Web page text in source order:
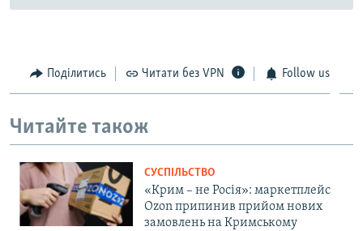
Поділитись Читати без VPN Follow us
Читайте також
СУСПІЛЬСТВО
«Крим – не Росія»: маркетплейс
Ozon припинив прийом нових
замовлень на Кримському